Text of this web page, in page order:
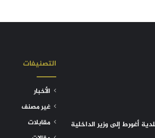
أغورط إلى وزير الداخلية
التصنيفات
الأخبار
غير مصنف
مقابلات